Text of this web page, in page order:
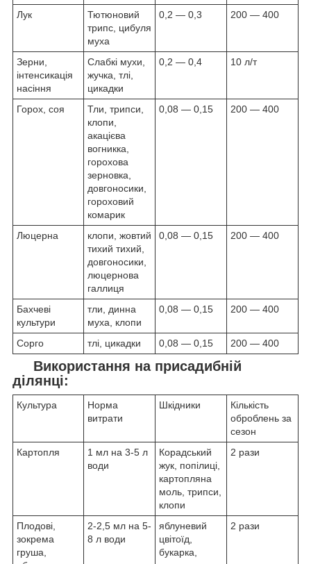
Лук
Тютюновий
трипс, цибуля
муха
0,2 — 0,3 200 — 400
Зерни,
інтенсикація
насіння
Слабкі мухи,
жучка, тлі,
цикадки
0,2 — 0,4 10 л/т
Горох, соя
Тли, трипси,
клопи,
акацієва
вогникка,
горохова
зерновка,
довгоносики,
гороховий
комарик
0,08 — 0,15 200 — 400
Люцерна
клопи, жовтий
тихий тихий,
довгоносики,
люцернова
галлиця
0,08 — 0,15 200 — 400
Бахчеві
культури
тли, динна
муха, клопи
0,08 — 0,15 200 — 400
Сорго тлі, цикадки 0,08 — 0,15 200 — 400
Використання на присадибній
ділянці:
Культура
Норма
витрати
Шкідники
Кількість
оброблень за
сезон
Картопля
1 мл на 3-5 л
води
Корадський
жук, попілиці,
картопляна
моль, трипси,
клопи
2 рази
Плодові,
зокрема
груша,
2-2,5 мл на 5-
8 л води
яблуневий
цвітоїд,
букарка,
2 рази